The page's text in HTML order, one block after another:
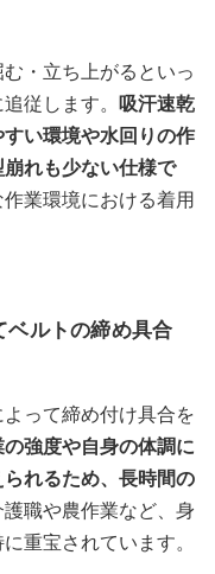
・立ち上がるといっ
従します。 吸汗速乾
い環境や水回りの作
れも少ない仕様で
業環境における着用
ベルトの締め具合
って締め付け具合を
の強度や自身の体調に
れるため、長時間の
護職や農作業など、身
重宝されています。